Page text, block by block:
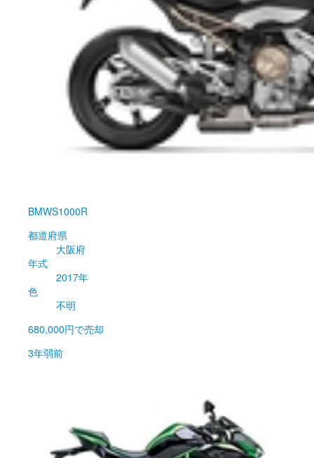
BMWS1000R
都道府県
大阪府
年式
2017年
色
不明
680,000円で売却
3年弱前